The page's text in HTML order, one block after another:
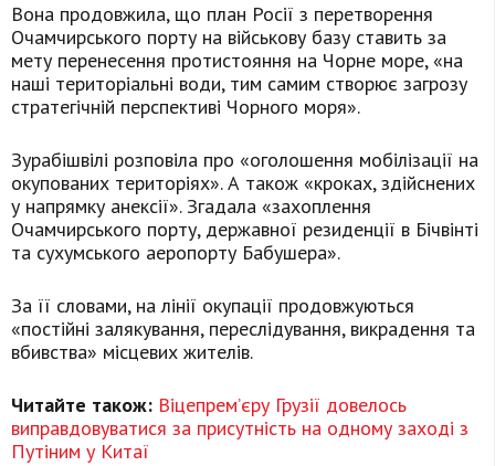
Вона продовжила, що план Росії з перетворення
Очамчирського порту на військову базу ставить за
мету перенесення протистояння на Чорне море, «на
наші територіальні води, тим самим створює загрозу
стратегічній перспективі Чорного моря».
Зурабішвілі розповіла про «оголошення мобілізації на
окупованих територіях». А також «кроках, здійснених
у напрямку анексії». Згадала «захоплення
Очамчирського порту, державної резиденції в Бічвінті
та сухумського аеропорту Бабушера».
За її словами, на лінії окупації продовжуються
«постійні залякування, переслідування, викрадення та
вбивства» місцевих жителів.
Читайте також: Віцепрем’єру Грузії довелось
виправдовуватися за присутність на одному заході з
Путіним у Китаї